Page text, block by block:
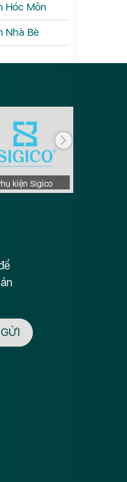
Hóc Môn
Nhà Bè
kiện Sigico
GỬI